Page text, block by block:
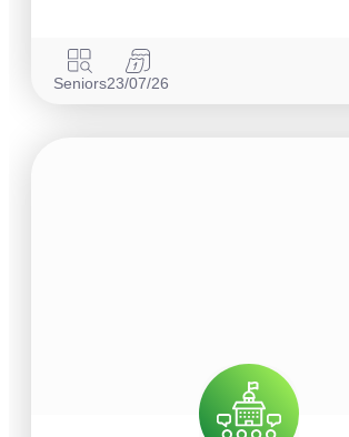
Seniors23/07/26